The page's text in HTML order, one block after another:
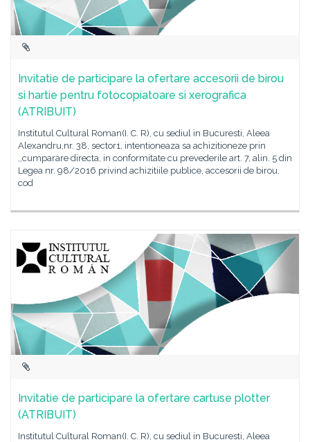
Invitatie de participare la ofertare accesorii de birou
si hartie pentru fotocopiatoare si xerografica
(ATRIBUIT)
Institutul Cultural Roman(I. C. R), cu sediul in Bucuresti, Aleea
Alexandru,nr. 38, sector1, intentioneaza sa achizitioneze prin
,,cumparare directa, in conformitate cu prevederile art. 7, alin. 5 din
Legea nr. 98/2016 privind achizitiile publice, accesorii de birou,
cod
Invitatie de participare la ofertare cartuse plotter
(ATRIBUIT)
Institutul Cultural Roman(I. C. R), cu sediul in Bucuresti, Aleea